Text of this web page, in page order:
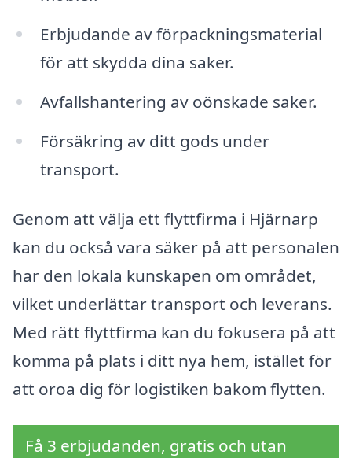
Erbjudande av förpackningsmaterial
för att skydda dina saker.
Avfallshantering av oönskade saker.
Försäkring av ditt gods under
transport.
Genom att välja ett flyttfirma i Hjärnarp
kan du också vara säker på att personalen
har den lokala kunskapen om området,
vilket underlättar transport och leverans.
Med rätt flyttfirma kan du fokusera på att
komma på plats i ditt nya hem, istället för
att oroa dig för logistiken bakom flytten.
Få 3 erbjudanden, gratis och utan